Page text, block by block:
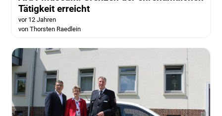
Tätigkeit erreicht
vor 12 Jahren
von Thorsten Raedlein